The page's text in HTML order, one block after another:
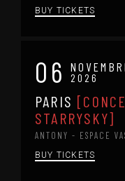
BUY TICKETS
06 2026
PARIS
STARRYSKY]
ANTONY - ESPACE
BUY TICKETS